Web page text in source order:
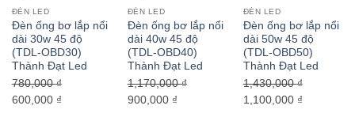
ĐÈN LED
Đèn ống bơ lắp nổi
dài 30w 45 độ
(TDL-OBD30)
Thành Đạt Led
780,000₫
Giá
600,000 ₫Giá
ĐÈN LED
Đèn ống bơ lắp nổi
dài 40w 45 độ
(TDL-OBD40)
Thành Đạt Led
1,170,000₫
Giá
900,000 ₫Giá
ĐÈN LED
Đèn ống bơ lắp nổi
dài 50w 45 độ
(TDL-OBD50)
Thành Đạt Led
1,430,000₫
Giá
1,100,000 ₫Giá